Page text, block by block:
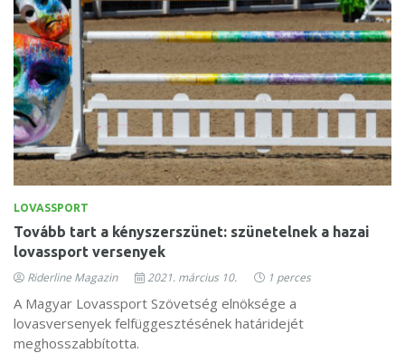
LOVASSPORT
Tovább tart a kényszerszünet: szünetelnek a hazai
lovassport versenyek
Riderline Magazin 2021. március 10. 1 perces
A Magyar Lovassport Szövetség elnöksége a
lovasversenyek felfüggesztésének határidejét
meghosszabbította.